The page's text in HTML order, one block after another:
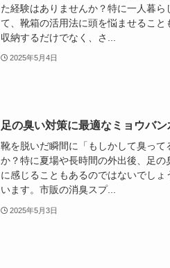
た経験はありませんか？特に一人暮
て、靴箱の活用法に頭を悩ませるこ
収納するだけでなく、さ...
2025年5月4日
足の臭い対策に最適なミョウバ
靴を脱いだ瞬間に「もしかして臭っ
か？特に夏場や長時間の外出後、足
に感じることもあるのではないでし
います。市販の消臭スプ...
2025年5月3日